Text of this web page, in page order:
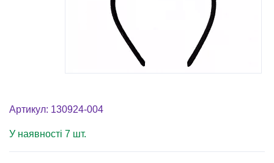
Артикул: 130924-004
У наявності 7 шт.